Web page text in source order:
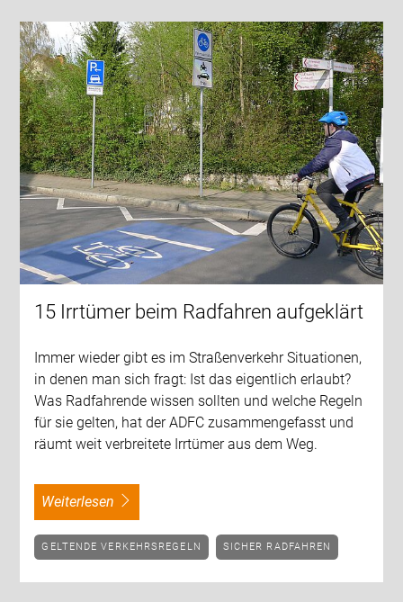
15 Irrtümer beim Radfahren aufgeklärt
Immer wieder gibt es im Straßenverkehr Situationen,
in denen man sich fragt: Ist das eigentlich erlaubt?
Was Radfahrende wissen sollten und welche Regeln
für sie gelten, hat der ADFC zusammengefasst und
räumt weit verbreitete Irrtümer aus dem Weg.
weiterlesen
GELTENDE VERKEHRSREGELN SICHER RADFAHREN